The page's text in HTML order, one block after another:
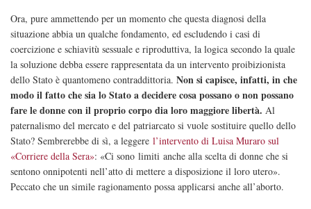
Ora, pure ammettendo per un momento che questa diagnosi della
situazione abbia un qualche fondamento, ed escludendo i casi di
coercizione e schiavitù sessuale e riproduttiva, la logica secondo la quale
la soluzione debba essere rappresentata da un intervento proibizionista
dello Stato è quantomeno contraddittoria. Non si capisce, infatti, in che
modo il fatto che sia lo Stato a decidere cosa possano o non possano
fare le donne con il proprio corpo dia loro maggiore libertà. Al
paternalismo del mercato e del patriarcato si vuole sostituire quello dello
Stato? Sembrerebbe di sì, a leggere l’intervento di Luisa Muraro sul
«Corriere della Sera»: «Ci sono limiti anche alla scelta di donne che si
sentono onnipotenti nell’atto di mettere a disposizione il loro utero».
Peccato che un simile ragionamento possa applicarsi anche all’aborto.